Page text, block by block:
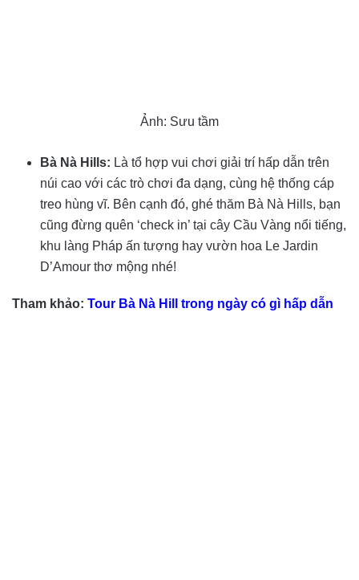
Ảnh: Sưu tầm
Bà Nà Hills: Là tổ hợp vui chơi giải trí hấp dẫn trên
núi cao với các trò chơi đa dạng, cùng hệ thống cáp
treo hùng vĩ. Bên cạnh đó, ghé thăm Bà Nà Hills, bạn
cũng đừng quên ‘check in’ tại cây Cầu Vàng nổi tiếng,
khu làng Pháp ấn tượng hay vườn hoa Le Jardin
D’Amour thơ mộng nhé!
Tham khảo: Tour Bà Nà Hill trong ngày có gì hấp dẫn